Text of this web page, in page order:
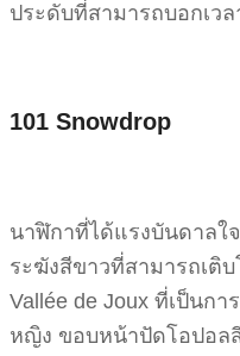
ประดับที่สามารถบอกเว
101 Snowdrop
นาฬิกาที่ได้แรงบันดาลใ
ระฆังสีขาวที่สามารถเติ
Vallée de Joux ที่เป็นก
หญิง ขอบหน้าปัดโอปอล